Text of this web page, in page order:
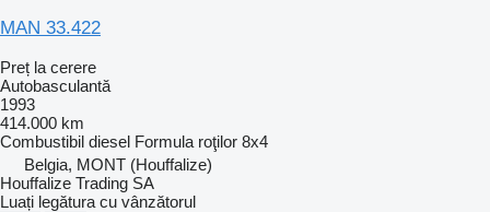
MAN 33.422
Preț la cerere
Autobasculantă
1993
414.000 km
Combustibil diesel Formula roţilor 8x4
Belgia, MONT (Houffalize)
Houffalize Trading SA
Luați legătura cu vânzătorul